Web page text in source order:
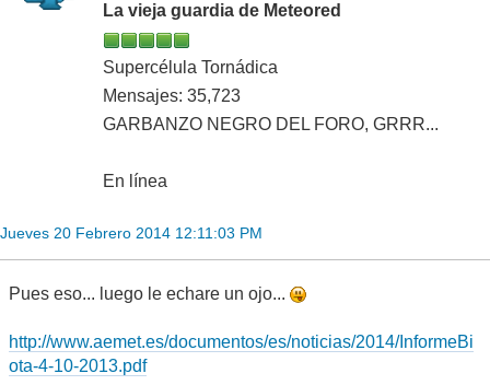
La vieja guardia de Meteored
Supercélula Tornádica
Mensajes: 35,723
GARBANZO NEGRO DEL FORO, GRRR...
En línea
Jueves 20 Febrero 2014 12:11:03 PM
Pues eso... luego le echare un ojo...
http://www.aemet.es/documentos/es/noticias/2014/InformeBi
ota-4-10-2013.pdf